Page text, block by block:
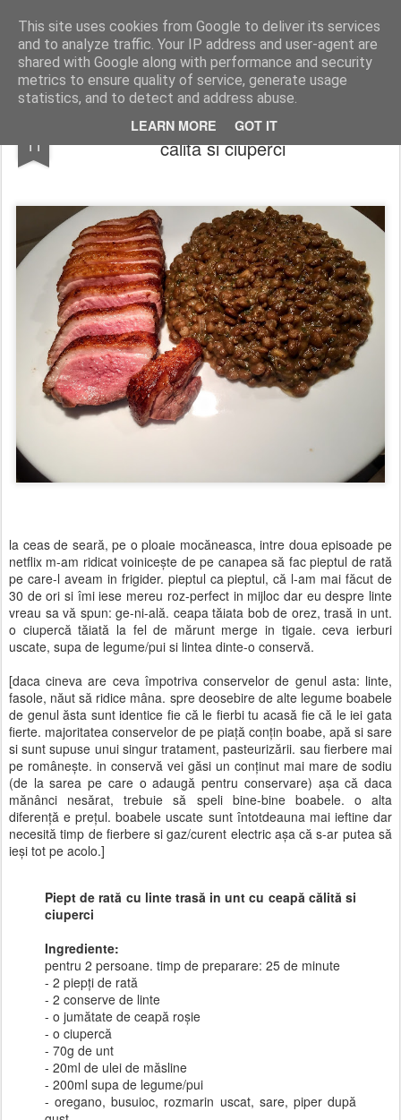
This site uses cookies from Google to deliver its services
and to analyze traffic. Your IP address and user-agent are
shared with Google along with performance and security
metrics to ensure quality of service, generate usage
statistics, and to detect and address abuse.
LEARN MORE GOT IT
wine and knives
11
Piept de rată cu linte trasă in unt cu ceapă
călită si ciuperci
la ceas de seară, pe o ploaie mocăneasca, intre doua episoade pe
netflix m-am ridicat voinicește de pe canapea să fac pieptul de rată
pe care-l aveam in frigider. pieptul ca pieptul, că l-am mai făcut de
30 de ori si îmi iese mereu roz-perfect in mijloc dar eu despre linte
vreau sa vă spun: ge-ni-ală. ceapa tăiata bob de orez, trasă in unt.
o ciupercă tăiată la fel de mărunt merge in tigaie. ceva ierburi
uscate, supa de legume/pui si lintea dinte-o conservă.
[daca cineva are ceva împotriva conservelor de genul asta: linte,
fasole, năut să ridice mâna. spre deosebire de alte legume boabele
de genul ăsta sunt identice fie că le fierbi tu acasă fie că le iei gata
fierte. majoritatea conservelor de pe piață conțin boabe, apă si sare
si sunt supuse unui singur tratament, pasteurizării. sau fierbere mai
pe românește. in conservă vei găsi un conținut mai mare de sodiu
(de la sarea pe care o adaugă pentru conservare) așa că daca
mănânci nesărat, trebuie să speli bine-bine boabele. o alta
diferență e prețul. boabele uscate sunt întotdeauna mai ieftine dar
necesită timp de fierbere si gaz/curent electric așa că s-ar putea să
ieși tot pe acolo.]
Piept de rată cu linte trasă in unt cu ceapă călită si
ciuperci
Ingrediente:
pentru 2 persoane. timp de preparare: 25 de minute
- 2 piepți de rată
- 2 conserve de linte
- o jumătate de ceapă roșie
- o ciupercă
- 70g de unt
- 20ml de ulei de măsline
- 200ml supa de legume/pui
- oregano, busuioc, rozmarin uscat, sare, piper după